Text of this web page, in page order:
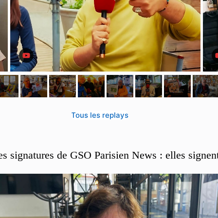
Tous les replays
signatures de GSO Parisien News : elles